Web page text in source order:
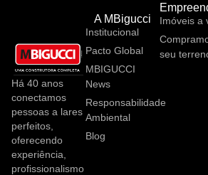
Há 40 anos
conectamos
pessoas a lares
perfeitos,
oferecendo
experiência,
profissionalismo
A MBigucci
Institucional
Pacto Global
MBIGUCCI
News
Responsabilidade
Ambiental
Blog
Imóveis a
seu